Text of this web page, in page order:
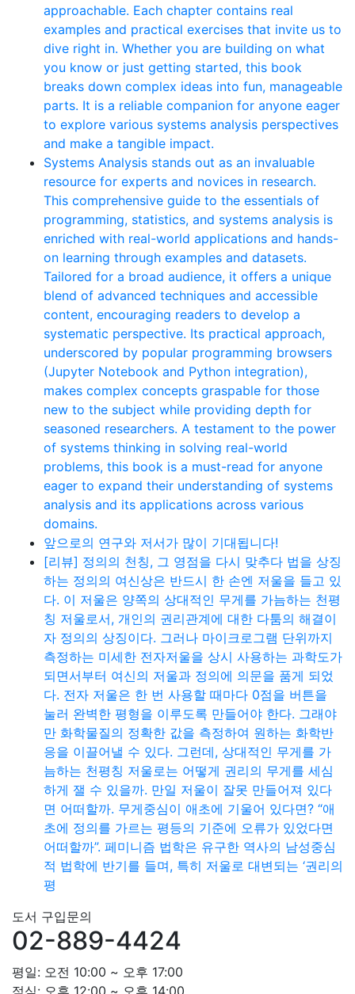
approachable. Each chapter contains real
examples and practical exercises that invite us to
dive right in. Whether you are building on what
you know or just getting started, this book
breaks down complex ideas into fun, manageable
parts. It is a reliable companion for anyone eager
to explore various systems analysis perspectives
and make a tangible impact.
Systems Analysis stands out as an invaluable
resource for experts and novices in research.
This comprehensive guide to the essentials of
programming, statistics, and systems analysis is
enriched with real-world applications and hands-
on learning through examples and datasets.
Tailored for a broad audience, it offers a unique
blend of advanced techniques and accessible
content, encouraging readers to develop a
systematic perspective. Its practical approach,
underscored by popular programming browsers
(Jupyter Notebook and Python integration),
makes complex concepts graspable for those
new to the subject while providing depth for
seasoned researchers. A testament to the power
of systems thinking in solving real-world
problems, this book is a must-read for anyone
eager to expand their understanding of systems
analysis and its applications across various
domains.
앞으로의 연구와 저서가 많이 기대됩니다!
[리뷰] 정의의 천칭, 그 영점을 다시 맞추다 법을 상징
하는 정의의 여신상은 반드시 한 손엔 저울을 들고 있
다. 이 저울은 양쪽의 상대적인 무게를 가늠하는 천평
칭 저울로서, 개인의 권리관계에 대한 다툼의 해결이
자 정의의 상징이다. 그러나 마이크로그램 단위까지
측정하는 미세한 전자저울을 상시 사용하는 과학도가
되면서부터 여신의 저울과 정의에 의문을 품게 되었
다. 전자 저울은 한 번 사용할 때마다 0점을 버튼을
눌러 완벽한 평형을 이루도록 만들어야 한다. 그래야
만 화학물질의 정확한 값을 측정하여 원하는 화학반
응을 이끌어낼 수 있다. 그런데, 상대적인 무게를 가
늠하는 천평칭 저울로는 어떻게 권리의 무게를 세심
하게 잴 수 있을까. 만일 저울이 잘못 만들어져 있다
면 어떠할까. 무게중심이 애초에 기울어 있다면? “애
초에 정의를 가르는 평등의 기준에 오류가 있었다면
어떠할까”. 페미니즘 법학은 유구한 역사의 남성중심
적 법학에 반기를 들며, 특히 저울로 대변되는 ‘권리의
평
도서 구입문의
02-889-4424
평일: 오전 10:00 ~ 오후 17:00
점심: 오후 12:00 ~ 오후 14:00